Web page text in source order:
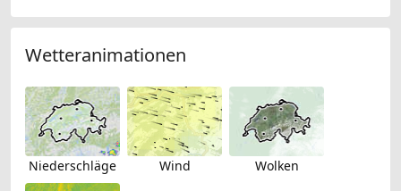
Wetteranimationen
Niederschläge Wind Wolken